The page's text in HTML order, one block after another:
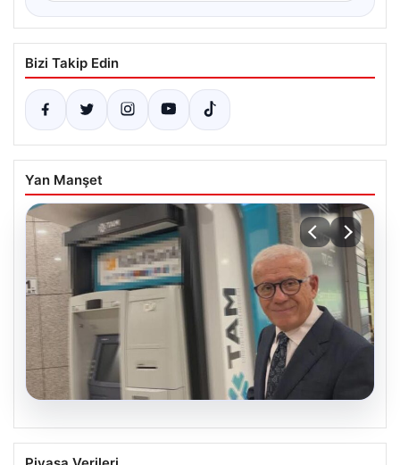
Bizi Takip Edin
Yan Manşet
Ertuğrul Özkök’ün Hakaret İddiaları